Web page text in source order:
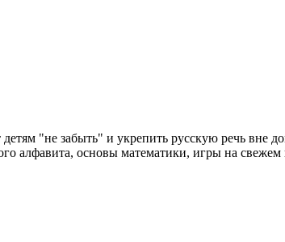
"не забыть" и укрепить русскую речь вне
алфавита, основы математики, игры на